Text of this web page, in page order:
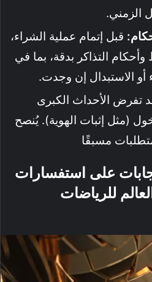
الزمني.
قبل إتمام عملية الشراء،
التذاكر بدقة، بما في
أو الاستبدال إن وجدت.
تفرض الأحداث الكبرى
(مثل إثبات الهوية). يُنصح
مسبقًا
على استفسارات
للرياضات